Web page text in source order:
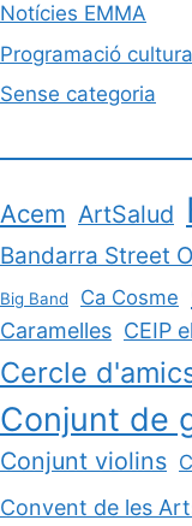
Notícies EMMA
Programació
Sense categoria
Acem ArtSalud
Bandarra Street
Big Band Ca Cosme
Caramelles CEIP
Cercle
Conjunt de
Conjunt violins
Convent de les